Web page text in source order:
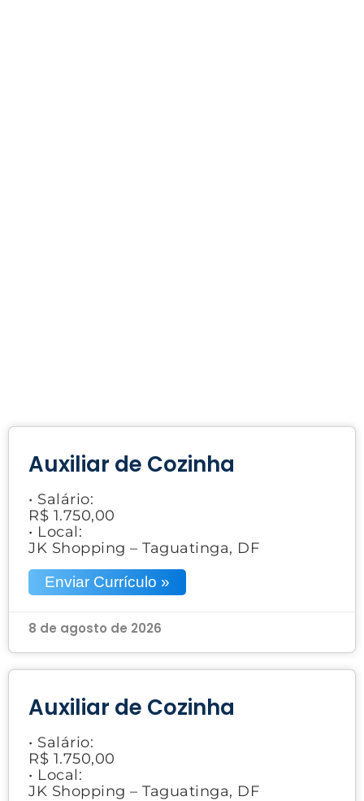
Auxiliar de Cozinha
• Salário:
R$ 1.750,00
• Local:
JK Shopping – Taguatinga, DF
Enviar Currículo »
8 de agosto de 2026
Auxiliar de Cozinha
• Salário:
R$ 1.750,00
• Local:
JK Shopping – Taguatinga, DF